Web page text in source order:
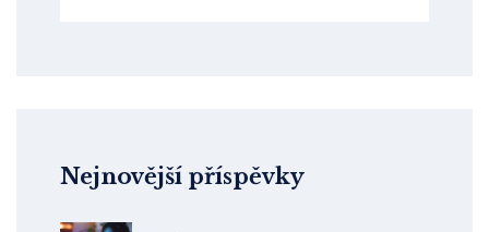
Nejnovější příspěvky